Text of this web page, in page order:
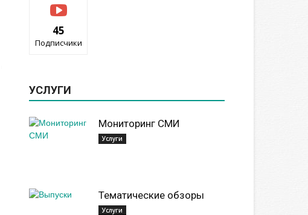
45
Подписчики
УСЛУГИ
Мониторинг СМИ
Услуги
Тематические обзоры
Услуги